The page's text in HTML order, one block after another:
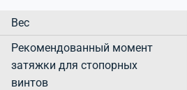
Вес
Рекомендованный момент
затяжки для стопорных
винтов